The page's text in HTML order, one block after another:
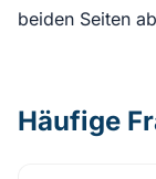
beiden Seiten
Häufige